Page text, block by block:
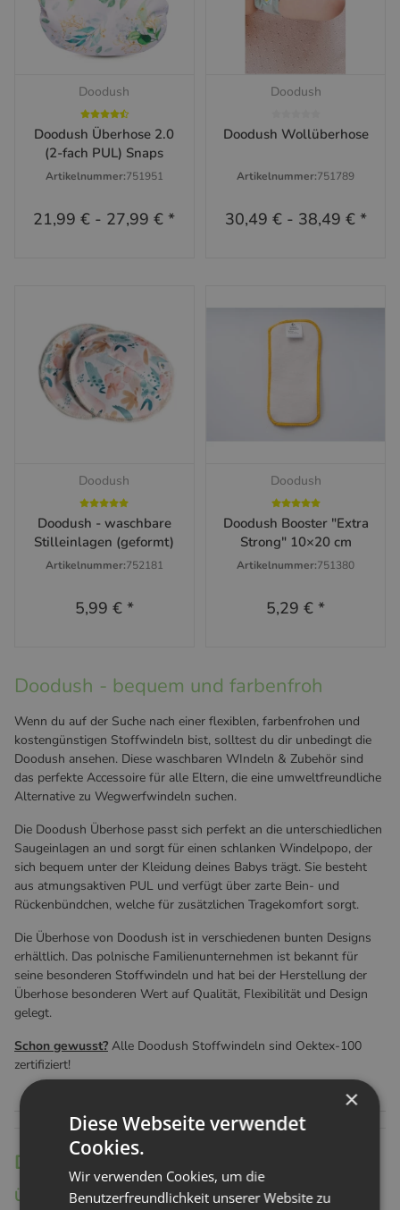
Doodush
Doodush Überhose 2.0
(2-fach PUL) Snaps
Artikelnummer:751951
21,99 € - 27,99 €*
Doodush
Doodush Wollüberhose
Artikelnummer:751789
30,49 €- 38,49 € *
Doodush
Doodush - waschbare
Stilleinlagen (geformt)
Artikelnummer:752181
5,99 € *
Doodush
Doodush Booster "Extra
Strong" 10×20 cm
Artikelnummer:751380
5,29 €*
Doodush - bequem und farbenfroh
Wenn du auf der Suche nach einer flexiblen, farbenfrohen und
kostengünstigen Stoffwindeln bist, solltest du dir unbedingt die
Doodush ansehen. Diese waschbaren WIndeln & Zubehör sind
das perfekte Accessoire für alle Eltern, die eine umweltfreundliche
Alternative zu Wegwerfwindeln suchen.
Die Doodush Überhose passt sich perfekt an die unterschiedlichen
Saugeinlagen an und sorgt für einen schlanken Windelpopo, der
sich bequem unter der Kleidung deines Babys trägt. Sie besteht
aus atmungsaktiven PUL und verfügt über zarte Bein- und
Rückenbündchen, welche für zusätzlichen Tragekomfort sorgt.
Die Überhose von Doodush ist in verschiedenen bunten Designs
erhältlich. Das polnische Familienunternehmen ist bekannt für
seine besonderen Stoffwindeln und hat bei der Herstellung der
Überhose besonderen Wert auf Qualität, Flexibilität und Design
gelegt.
Schon gewusst? Alle Doodush Stoffwindeln sind Oektex-100
zertifiziert!
Doodush Highlights
Überhosen 2.0
×
Diese Webseite verwendet
Cookies.
Wir verwenden Cookies, um die
Benutzerfreundlichkeit unserer Website zu